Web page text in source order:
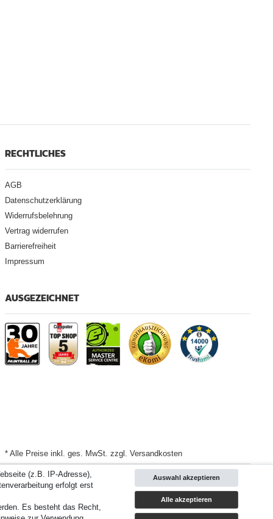
RECHTLICHES
AGB
Datenschutzerklärung
Widerrufsbelehrung
Vertrag widerrufen
Barrierefreiheit
Impressum
AUSGEZEICHNET
* Alle Preise inkl. ges. MwSt. zzgl. Versandkosten
Versand
Bewertungsplattformen | TOP 10% EKomi | 22 Jahre Erfahrung
(z.B. IP-Adresse),
erfolgt erst
Es besteht das Recht,
Alle akzeptieren
Auswahl akzeptieren